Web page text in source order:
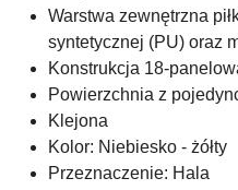
Warstwa zewnętrzna
syntetycznej (PU) oraz
Konstrukcja 18-
Powierzchnia z
Klejona
Kolor: Niebiesko - żółty
Przeznaczenie: Hala